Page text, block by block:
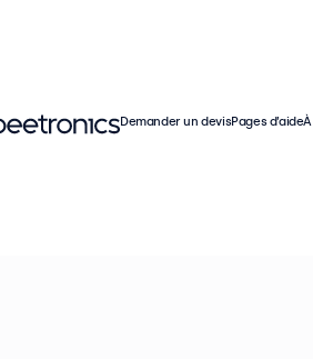
rack
pour être intégrés dans des racks de
Ces écrans tactiles offrent
continue. Idéal pour les centres de
Demander un devisPages d’aide